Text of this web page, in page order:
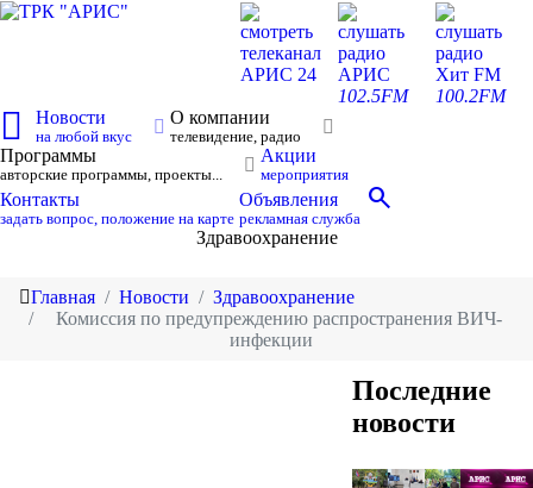
смотреть
телеканал
АРИС 24
слушать
радио
АРИС
102.5FM
слушать
радио
Хит FM
100.2FM
Новости
на любой вкус
О компании
телевидение, радио
Программы
авторские программы, проекты...
Акции
мероприятия
Контакты
задать вопрос, положение на карте
Объявления
рекламная служба
search
Здравоохранение
Главная Новости
Здравоохранение
Комиссия по предупреждению распространения ВИЧ-
инфекции
Последние
новости